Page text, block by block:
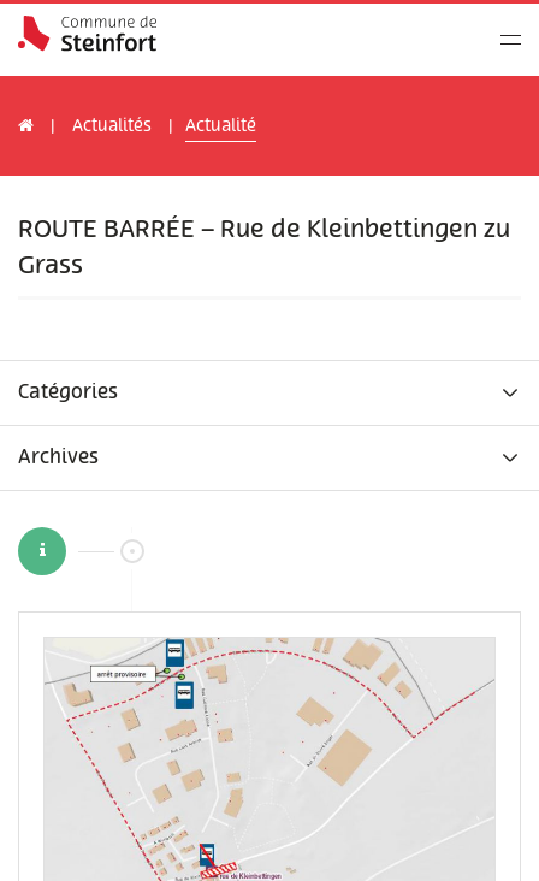
Actualités Actualité
ROUTE BARRÉE – Rue de Kleinbettingen zu
Grass
Catégories
Archives